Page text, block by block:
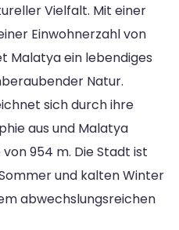
Vielfalt. Mit einer
Einwohnerzahl von
Malatya ein lebendiges
Natur.
sich durch ihre
aus und Malatya
954 m. Die Stadt ist
und kalten Winter
abwechslungsreichen